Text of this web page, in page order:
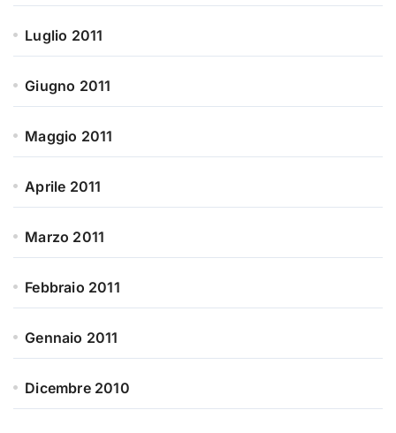
Luglio 2011
Giugno 2011
Maggio 2011
Aprile 2011
Marzo 2011
Febbraio 2011
Gennaio 2011
Dicembre 2010